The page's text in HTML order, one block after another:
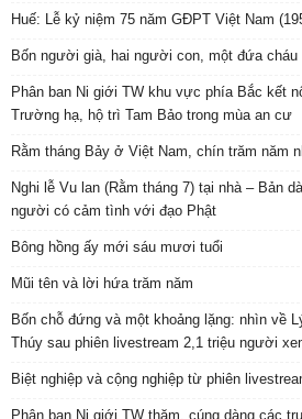
Huế: Lễ kỷ niệm 75 năm GĐPT Việt Nam
Bốn người già, hai người con, một đứa cháu
Phân ban Ni giới TW khu vực phía Bắc kết
Trường hạ, hộ trì Tam Bảo trong mùa an cư
Rằm tháng Bảy ở Việt Nam, chín trăm năm
Nghi lễ Vu lan (Rằm tháng 7) tại nhà – Bản
người có cảm tình với đạo Phật
Bông hồng ấy mới sáu mươi tuổi
Mũi tên và lời hứa trăm năm
Bốn chỗ đứng và một khoảng lặng: nhìn về
Thúy sau phiên livestream 2,1 triệu người
Biệt nghiệp và cộng nghiệp từ phiên
Phân ban Ni giới TW thăm, cúng dàng các